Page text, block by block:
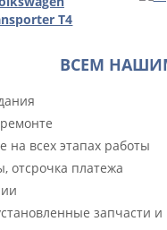
T4
ВСЕМ
на всех этапах работы
отсрочка платежа
запчасти